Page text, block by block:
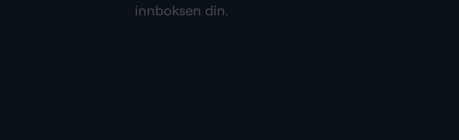
innboksen din.